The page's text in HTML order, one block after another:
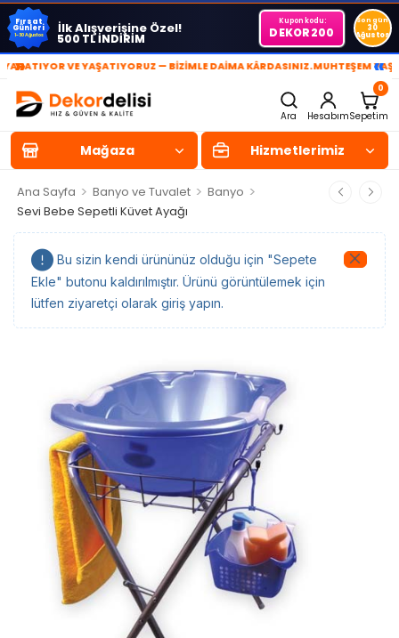
Fırsat
Günleri
1-30 Ağustos İlk Alışverişine Özel!
500 TL İNDİRİM
Kupon kodu:
DEKOR200
Son gün
30
Ağustos
» VE YAŞATIYORUZ — BİZİMLE DAİMA KÂRDASINIZ.MUHTEŞEM «
Ara Hesabım
0
Sepetim
Mağaza Hizmetlerimiz
Ana Sayfa > Banyo ve Tuvalet > Banyo >
Sevi Bebe Sepetli Küvet Ayağı
Bu sizin kendi ürününüz olduğu için "Sepete
Ekle" butonu kaldırılmıştır. Ürünü görüntülemek için
lütfen ziyaretçi olarak giriş yapın.